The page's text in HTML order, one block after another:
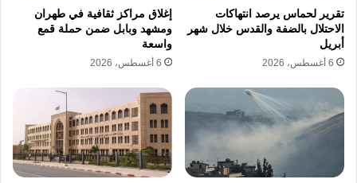
عاماً، بالإضافة إلى مقتل مدني آخر في غارة جوية
منفصلة استهدفت منطقة طبريا الواقعة في
مواصي خان يونس التي تعج بخيام النازحين.
وتزامناً مع هذا القصف العنيف، واصلت القوات
الإسرائيلية مخططها لتوسيع نطاق انتشارها البري
داخل “الخط الأصفر”، وهو الشريط الأمني العازل
الذي فرضته إسرائيل عنوة داخل أراضي قطاع غزة
تقرير لحماس يرصد انتهاكات
الاحتلال بالضفة والقدس خلال شهر
أبريل
6 أغسطس، 2026
إغلاق مراكز ثقافية في طهران
ومشهد وبابل ضمن حملة قمع
واسعة
6 أغسطس، 2026